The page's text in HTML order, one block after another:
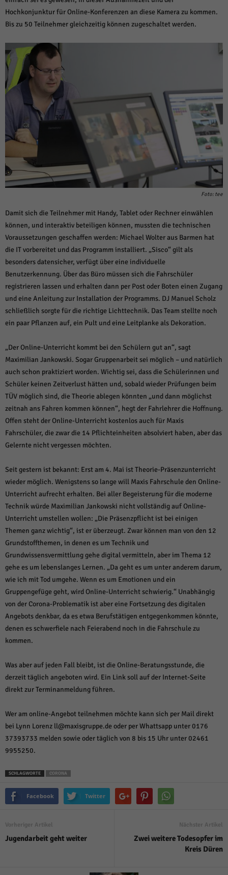
Hochkonjunktur für Online-Konferenzen an diese Kamera zu kommen.
Bis zu 50 Teilnehmer gleichzeitig können zugeschaltet werden.
Foto: tee
Damit sich die Teilnehmer mit Handy, Tablet oder Rechner einwählen
können, und interaktiv beteiligen können, mussten die technischen
Voraussetzungen geschaffen werden: Michael Wolter aus Barmen hat
die IT vorbereitet und das Programm installiert. „Sisco“ gilt als
besonders datensicher, verfügt über eine individuelle
Benutzerkennung. Über das Büro müssen sich die Fahrschüler
registrieren lassen und erhalten dann per Post oder Boten einen Zugang
und eine Anleitung zur Installation der Programms. DJ Manuel Scholz
schließlich sorgte für die richtige Lichttechnik. Das Team stellte noch
ein paar Pflanzen auf, ein Pult und eine Leitplanke als Dekoration.
„Der Online-Unterricht kommt bei den Schülern gut an“, sagt
Maximilian Jankowski. Sogar Gruppenarbeit sei möglich – und natürlich
auch schon praktiziert worden. Wichtig sei, dass die Schülerinnen und
Schüler keinen Zeitverlust hätten und, sobald wieder Prüfungen beim
TÜV möglich sind, die Theorie ablegen könnten „und dann möglichst
zeitnah ans Fahren kommen können“, hegt der Fahrlehrer die Hoffnung.
Offen steht der Online-Unterricht kostenlos auch für Maxis
Fahrschüler, die zwar die 14 Pflichteinheiten absolviert haben, aber das
Gelernte nicht vergessen möchten.
Seit gestern ist bekannt: Erst am 4. Mai ist Theorie-Präsenzunterricht
wieder möglich. Wenigstens so lange will Maxis Fahrschule den Online-
Unterricht aufrecht erhalten. Bei aller Begeisterung für die moderne
Technik würde Maximilian Jankowski nicht vollständig auf Online-
Unterricht umstellen wollen: „Die Präsenzpflicht ist bei einigen
Themen ganz wichtig“, ist er überzeugt. Zwar können man von den 12
Grundstoffthemen, in denen es um Technik und
Grundwissensvermittlung gehe digital vermitteln, aber im Thema 12
gehe es um lebenslanges Lernen. „Da geht es um unter anderem darum,
wie ich mit Tod umgehe. Wenn es um Emotionen und ein
Gruppengefüge geht, wird Online-Unterricht schwierig.“ Unabhängig
von der Corona-Problematik ist aber eine Fortsetzung des digitalen
Angebots denkbar, da es etwa Berufstätigen entgegenkommen könnte,
denen es schwerfiele nach Feierabend noch in die Fahrschule zu
kommen.
Was aber auf jeden Fall bleibt, ist die Online-Beratungsstunde, die
derzeit täglich angeboten wird. Ein Link soll auf der Internet-Seite
direkt zur Terminanmeldung führen.
Wer am online-Angebot teilnehmen möchte kann sich per Mail direkt
bei Lynn Lorenz ll@maxisgruppe.de oder per Whattsapp unter 0176
37393733 melden sowie oder täglich von 8 bis 15 Uhr unter 02461
9955250.
SCHLAGWORTE CORONA
Facebook Twitter
Vorheriger Artikel
Jugendarbeit geht weiter
Nächster Artikel
Zwei weitere Todesopfer im
Kreis Düren